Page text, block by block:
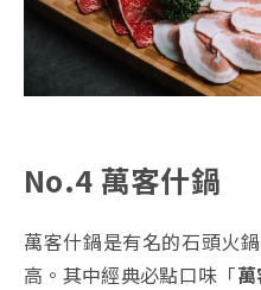
No.4 萬客什鍋
萬客什鍋是有名的石頭火
高。其中經典必點口味「